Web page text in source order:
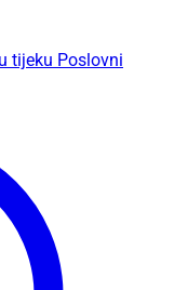
tijeku Poslovni